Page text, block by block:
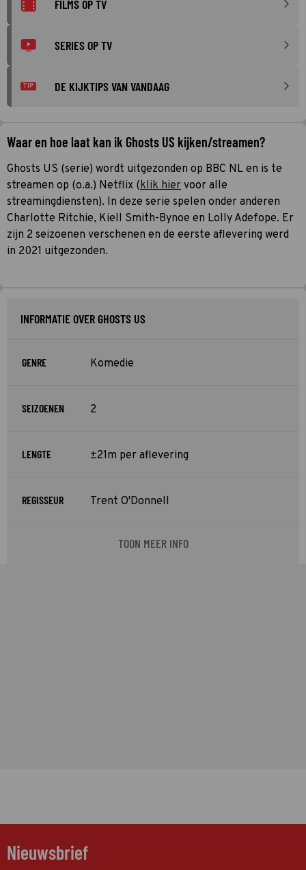
FILMS OP TV
SERIES OP TV
TIP DE KIJKTIPS VAN VANDAAG
Waar en hoe laat kan ik Ghosts US kijken/streamen?
Ghosts US (serie) wordt uitgezonden op BBC NL en is te
streamen op (o.a.) Netflix (klik hier voor alle
streamingdiensten). In deze serie spelen onder anderen
Charlotte Ritchie, Kiell Smith-Bynoe en Lolly Adefope. Er
zijn 2 seizoenen verschenen en de eerste aflevering werd
in 2021 uitgezonden.
INFORMATIE OVER GHOSTS US
GENRE Komedie
SEIZOENEN 2
LENGTE ±21m per aflevering
REGISSEUR Trent O'Donnell
TOON MEER INFO
Nieuwsbrief